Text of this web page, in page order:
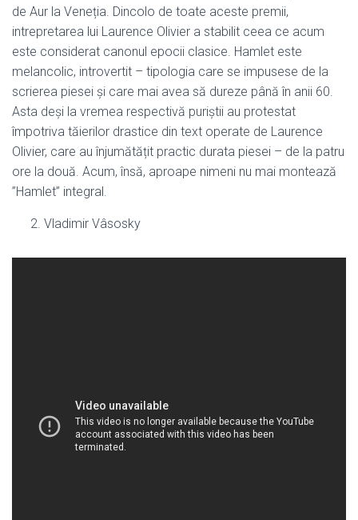
de Aur la Veneția. Dincolo de toate aceste premii,
intrepretarea lui Laurence Olivier a stabilit ceea ce acum
este considerat canonul epocii clasice. Hamlet este
melancolic, introvertit – tipologia care se impusese de la
scrierea piesei și care mai avea să dureze până în anii 60.
Asta deși la vremea respectivă puriștii au protestat
împotriva tăierilor drastice din text operate de Laurence
Olivier, care au înjumătățit practic durata piesei – de la patru
ore la două. Acum, însă, aproape nimeni nu mai montează
”Hamlet” integral.
Vladimir Vâsosky